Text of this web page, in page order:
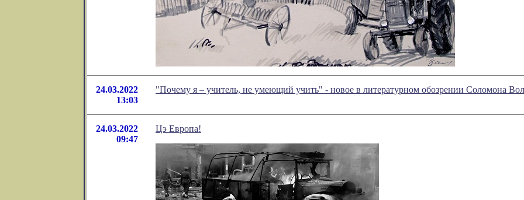
24.03.2022
13:03
"Почему я – учитель, не умеющий учить" - новое в литературном обозрении Соломона
24.03.2022
09:47
Цэ Европа!